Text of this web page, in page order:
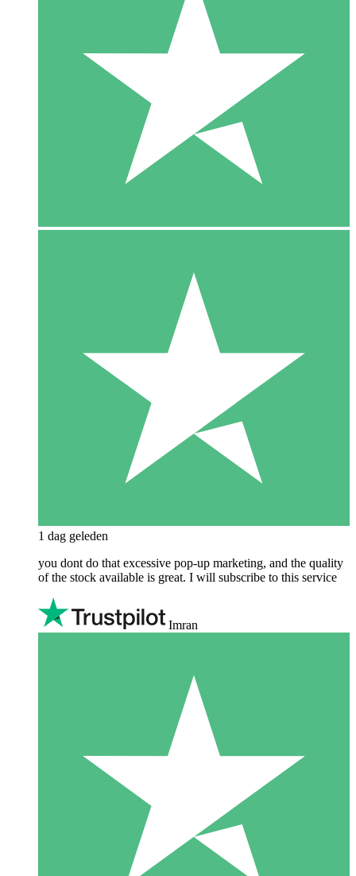
1 dag geleden
you dont do that excessive pop-up marketing, and the quality
of the stock available is great. I will subscribe to this service
Imran